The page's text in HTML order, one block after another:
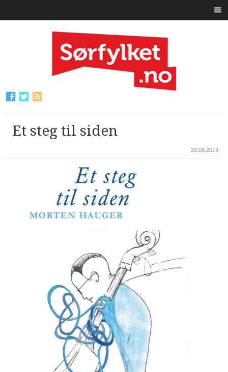
Et steg til siden
20.08.2019